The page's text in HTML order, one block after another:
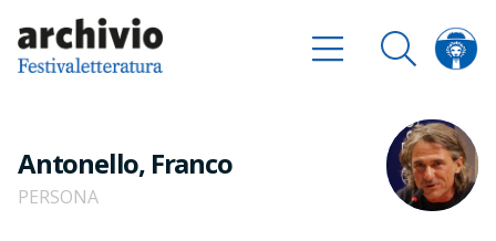
Antonello, Franco
PERSONA